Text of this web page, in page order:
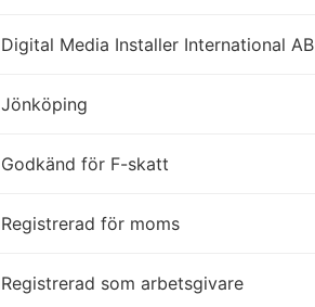
Digital Media Installer International AB
Jönköping
Godkänd för F-skatt
Registrerad för moms
Registrerad som arbetsgivare